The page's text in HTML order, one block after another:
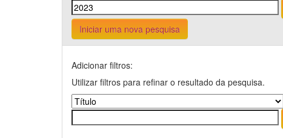
Iniciar uma nova pesquisa
Adicionar filtros:
Utilizar filtros para refinar o resultado da pesquisa.